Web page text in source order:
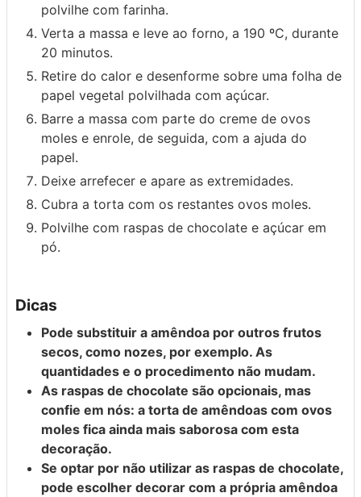
polvilhe com farinha.
Verta a massa e leve ao forno, a 190 ºC, durante
20 minutos.
Retire do calor e desenforme sobre uma folha de
papel vegetal polvilhada com açúcar.
Barre a massa com parte do creme de ovos
moles e enrole, de seguida, com a ajuda do
papel.
Deixe arrefecer e apare as extremidades.
Cubra a torta com os restantes ovos moles.
Polvilhe com raspas de chocolate e açúcar em
pó.
Dicas
Pode substituir a amêndoa por outros frutos
secos, como nozes, por exemplo. As
quantidades e o procedimento não mudam.
As raspas de chocolate são opcionais, mas
confie em nós: a torta de amêndoas com ovos
moles fica ainda mais saborosa com esta
decoração.
Se optar por não utilizar as raspas de chocolate,
pode escolher decorar com a própria amêndoa